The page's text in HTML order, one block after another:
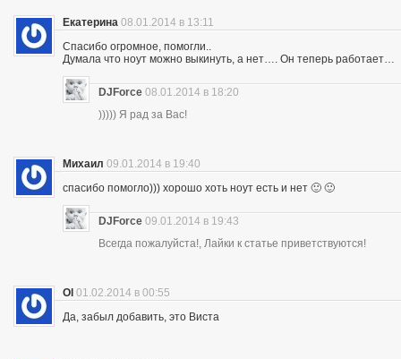
Екатерина 08.01.2014 в 13:11
Спасибо огромное, помогли..
Думала что ноут можно выкинуть, а нет…. Он теперь работает…
DJForce 08.01.2014 в 18:20
))))) Я рад за Вас!
Михаил 09.01.2014 в 19:40
спасибо помогло))) хорошо хоть ноут есть и нет 🙂 🙂
DJForce 09.01.2014 в 19:43
Всегда пожалуйста!, Лайки к статье приветствуются!
Ol 01.02.2014 в 00:55
Да, забыл добавить, это Виста